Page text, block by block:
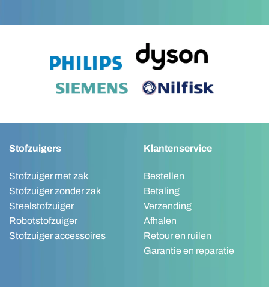
Stofzuigers
Stofzuiger met zak
Stofzuiger zonder zak
Steelstofzuiger
Robotstofzuiger
Stofzuiger accessoires
Klantenservice
Bestellen
Betaling
Verzending
Afhalen
Retour en ruilen
Garantie en reparatie